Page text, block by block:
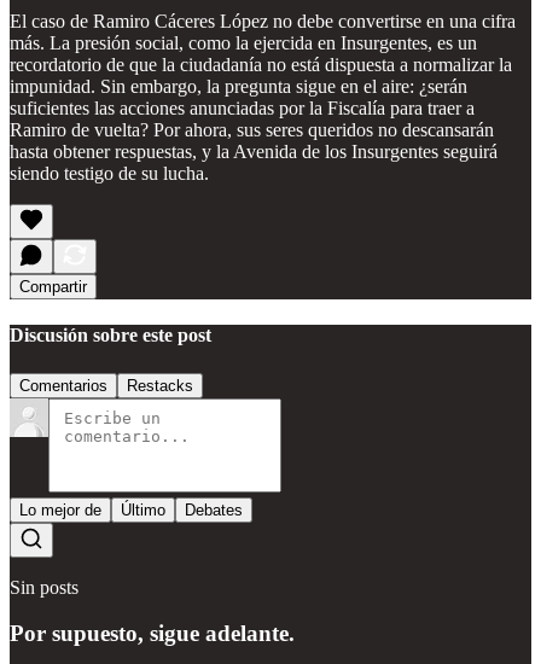
El caso de Ramiro Cáceres López no debe convertirse en una cifra
más. La presión social, como la ejercida en Insurgentes, es un
recordatorio de que la ciudadanía no está dispuesta a normalizar la
impunidad. Sin embargo, la pregunta sigue en el aire: ¿serán
suficientes las acciones anunciadas por la Fiscalía para traer a
Ramiro de vuelta? Por ahora, sus seres queridos no descansarán
hasta obtener respuestas, y la Avenida de los Insurgentes seguirá
siendo testigo de su lucha.
Compartir
Discusión sobre este post
Comentarios Restacks
Lo mejor de Último Debates
Sin posts
Por supuesto, sigue adelante.